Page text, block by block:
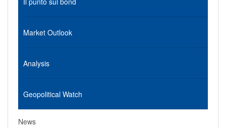
Market Outlook
Analysis
Geopolitical Watch
News